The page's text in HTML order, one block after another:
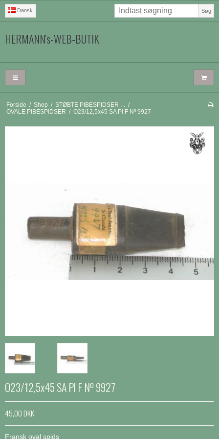
Dansk Søg
HERMANN's-WEB-BUTIK
Forside / Shop / STØBTE PIBESPIDSER .-.
/
OVALE PIBESPIDSER / O23/12,5x45 SA Pl F Nº 9927
O23/12,5x45 SA Pl F Nº 9927
45,00 DKK
Fransk oval spids